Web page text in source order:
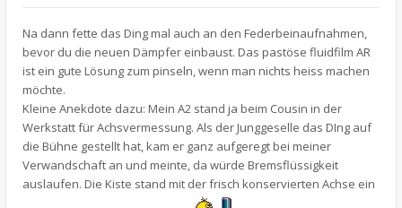
Na dann fette das Ding mal auch an den Federbeinaufnahmen,
bevor du die neuen Dämpfer einbaust. Das pastöse fluidfilm AR
ist ein gute Lösung zum pinseln, wenn man nichts heiss machen
möchte.
Kleine Anekdote dazu: Mein A2 stand ja beim Cousin in der
Werkstatt für Achsvermessung. Als der Junggeselle das DIng auf
die Bühne gestellt hat, kam er ganz aufgeregt bei meiner
Verwandschaft an und meinte, da würde Bremsflüssigkeit
auslaufen. Die Kiste stand mit der frisch konservierten Achse ein